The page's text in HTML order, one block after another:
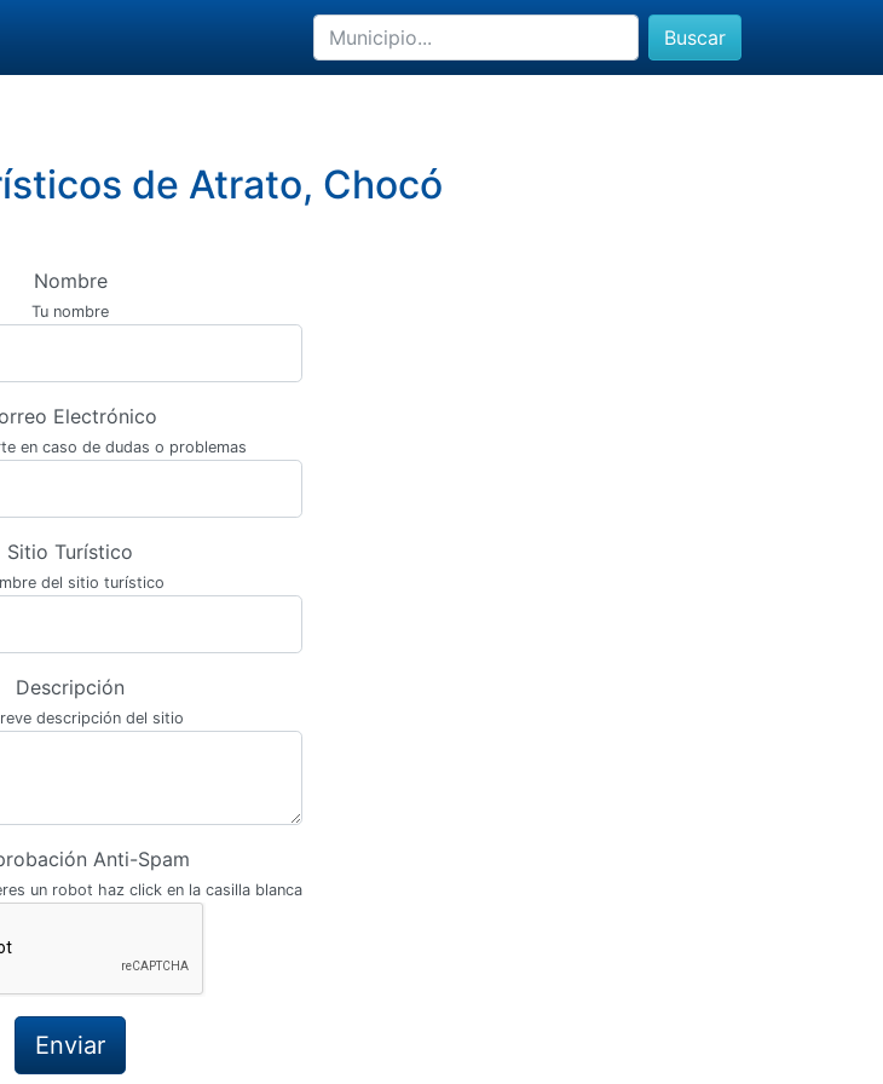
Buscar
de Atrato, Chocó
Nombre
Tu nombre
Electrónico
en caso de dudas o problemas
Sitio Turístico
del sitio turístico
Descripción
descripción del sitio
Anti-Spam
un robot haz click en la casilla blanca